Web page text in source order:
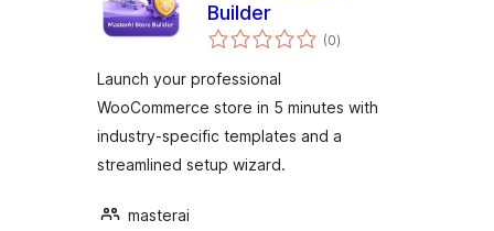
Builder
(0укупних
оцена
)
Launch your professional
WooCommerce store in 5 minutes with
industry-specific templates and a
streamlined setup wizard.
masterai